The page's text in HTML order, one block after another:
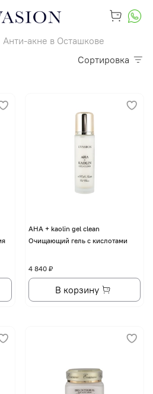
Анти-акне в Осташкове
Сортировка
AHA + kaolin gel clean
Очищающий гель с кислотами
4 840 ₽
В корзину